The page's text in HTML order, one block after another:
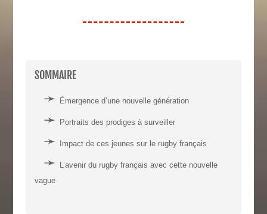
SOMMAIRE
Émergence d’une nouvelle génération
Portraits des prodiges à surveiller
Impact de ces jeunes sur le rugby français
L’avenir du rugby français avec cette nouvelle
vague